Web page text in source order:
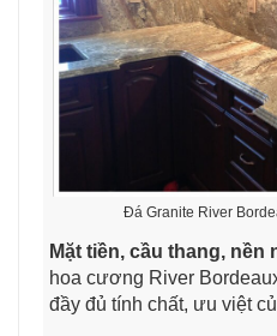
Đá Granite River
Mặt tiền, cầu thang, nền
hoa cương River
đầy đủ tính chất, ưu việt